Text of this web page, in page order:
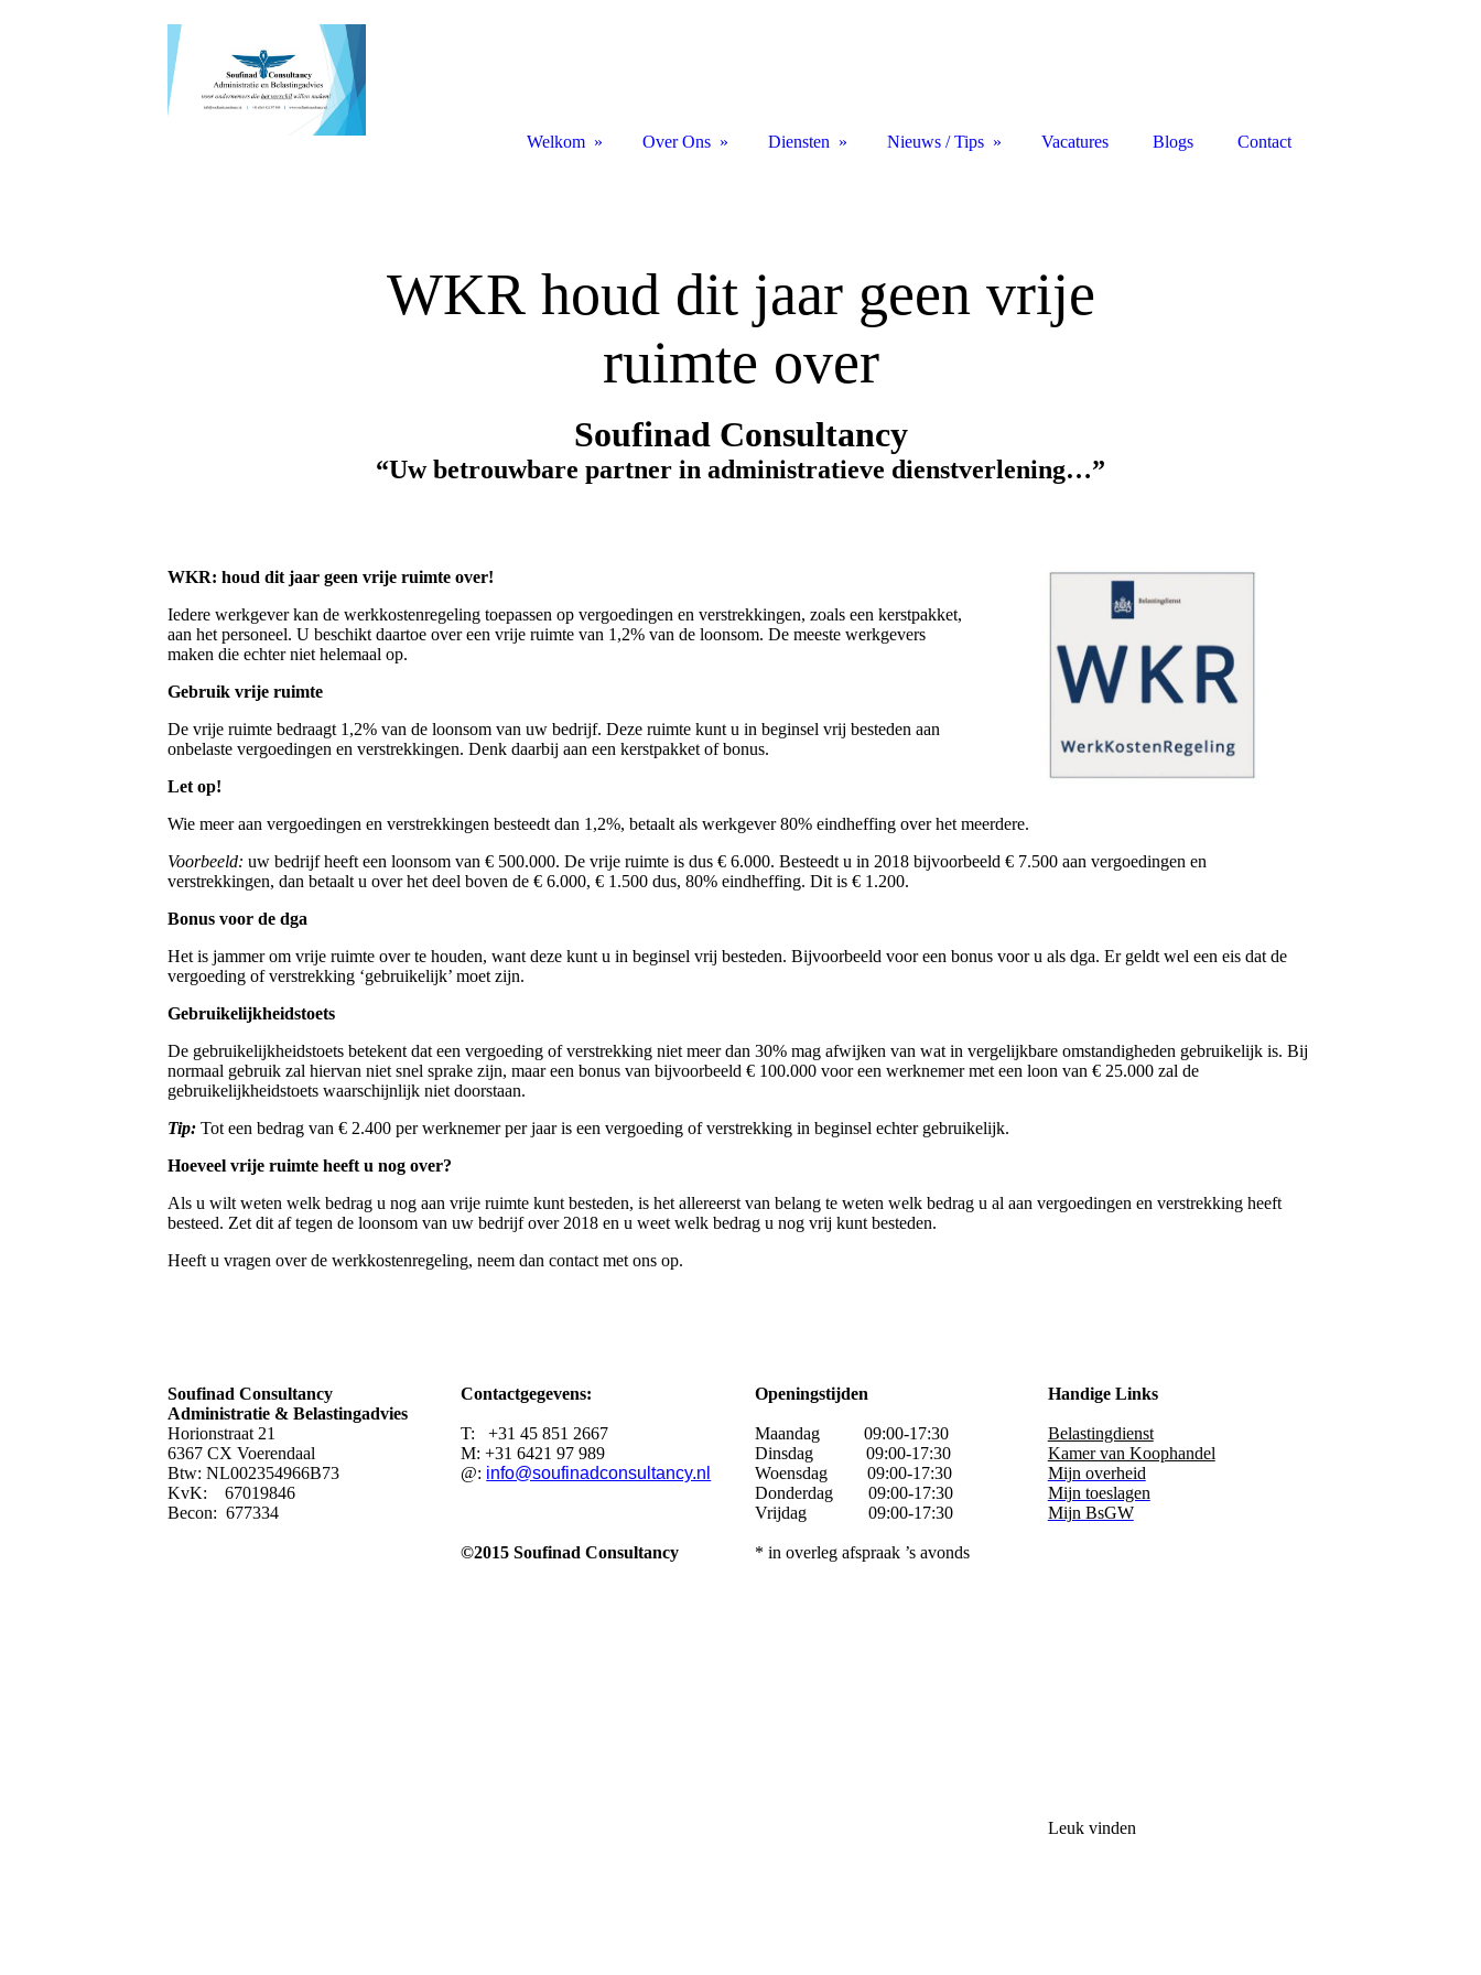
WKR houd dit jaar geen vrije
ruimte over
Soufinad Consultancy
“Uw betrouwbare partner in administratieve dienstverlening…”
WKR: houd dit jaar geen vrije ruimte over!
Iedere werkgever kan de werkkostenregeling toepassen op vergoedingen en verstrekkingen, zoals een kerstpakket,
aan het personeel. U beschikt daartoe over een vrije ruimte van 1,2% van de loonsom. De meeste werkgevers
maken die echter niet helemaal op.
Gebruik vrije ruimte
De vrije ruimte bedraagt 1,2% van de loonsom van uw bedrijf. Deze ruimte kunt u in beginsel vrij besteden aan
onbelaste vergoedingen en verstrekkingen. Denk daarbij aan een kerstpakket of bonus.
Let op!
Wie meer aan vergoedingen en verstrekkingen besteedt dan 1,2%, betaalt als werkgever 80% eindheffing over het meerdere.
Voorbeeld: uw bedrijf heeft een loonsom van € 500.000. De vrije ruimte is dus € 6.000. Besteedt u in 2018 bijvoorbeeld € 7.500 aan vergoedingen en
verstrekkingen, dan betaalt u over het deel boven de € 6.000, € 1.500 dus, 80% eindheffing. Dit is € 1.200.
Bonus voor de dga
Het is jammer om vrije ruimte over te houden, want deze kunt u in beginsel vrij besteden. Bijvoorbeeld voor een bonus voor u als dga. Er geldt wel een eis dat de
vergoeding of verstrekking ‘gebruikelijk’ moet zijn.
Gebruikelijkheidstoets
De gebruikelijkheidstoets betekent dat een vergoeding of verstrekking niet meer dan 30% mag afwijken van wat in vergelijkbare omstandigheden gebruikelijk is. Bij
normaal gebruik zal hiervan niet snel sprake zijn, maar een bonus van bijvoorbeeld € 100.000 voor een werknemer met een loon van € 25.000 zal de
gebruikelijkheidstoets waarschijnlijk niet doorstaan.
Tip: Tot een bedrag van € 2.400 per werknemer per jaar is een vergoeding of verstrekking in beginsel echter gebruikelijk.
Hoeveel vrije ruimte heeft u nog over?
Als u wilt weten welk bedrag u nog aan vrije ruimte kunt besteden, is het allereerst van belang te weten welk bedrag u al aan vergoedingen en verstrekking heeft
besteed. Zet dit af tegen de loonsom van uw bedrijf over 2018 en u weet welk bedrag u nog vrij kunt besteden.
Heeft u vragen over de werkkostenregeling, neem dan contact met ons op.
Soufinad Consultancy
Administratie & Belastingadvies
Horionstraat 21
6367 CX Voerendaal
Btw: NL002354966B73
KvK: 67019846
Becon: 677334
Contactgegevens:
T: +31 45 851 2667
M: +31 6421 97 989
@: info@soufinadconsultancy.nl
©2015Soufinad Consultancy
Openingstijden
Maandag 09:00-17:30
Dinsdag 09:00-17:30
Woensdag 09:00-17:30
Donderdag 09:00-17:30
Vrijdag 09:00-17:30
* in overleg afspraak ’s avonds
Handige Links
Belastingdienst
Kamer van Koophandel
Mijn overheid
Mijn toeslagen
Mijn BsGW
Leuk vinden
Welkom Over Ons Diensten Nieuws / Tips Vacatures Blogs Contact